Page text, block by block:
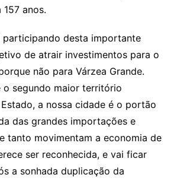
anos.
participando desta importante
de atrair investimentos para o
não para Várzea Grande.
o segundo maior território
a nossa cidade é o portão
das grandes importações e
tanto movimentam a economia de
ser reconhecida, e vai ficar
a sonhada duplicação da